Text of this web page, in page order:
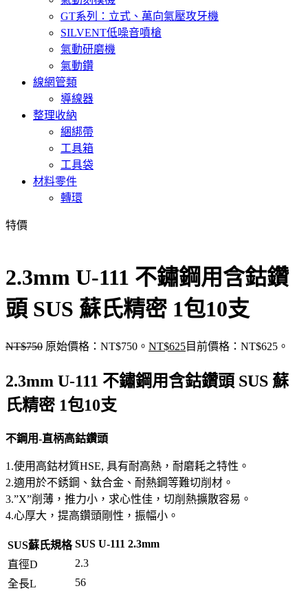
GT系列：立式、萬向氣壓攻牙機
SILVENT低噪音噴槍
氣動研磨機
氣動鑽
線網管類
導線器
整理收納
綑綁帶
工具箱
工具袋
材料零件
轉環
特價
2.3mm U-111 不鏽鋼用含鈷鑽
頭 SUS 蘇氏精密 1包10支
NT$750 原始價格：NT$750。 NT$625目前價格：NT$625。
2.3mm U-111 不鏽鋼用含鈷鑽頭 SUS 蘇
氏精密 1包10支
不鋼用-直柄高鈷鑽頭
1.使用高鈷材質HSE, 具有耐高熱，耐磨耗之特性。
2.適用於不銹鋼、鈦合金、耐熱鋼等難切削材。
3.”X”削薄，推力小，求心性佳，切削熱擴散容易。
4.心厚大，提高鑽頭剛性，振幅小。
SUS蘇氏規格 SUS U-111 2.3mm
直徑D
2.3
全長L
56